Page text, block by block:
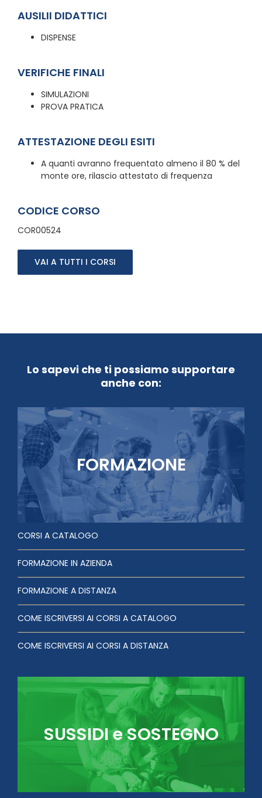
AUSILII DIDATTICI
DISPENSE
VERIFICHE FINALI
SIMULAZIONI
PROVA PRATICA
ATTESTAZIONE DEGLI ESITI
A quanti avranno frequentato almeno il 80 % del
monte ore, rilascio attestato di frequenza
CODICE CORSO
COR00524
VAI A TUTTI I CORSI
Lo sapevi che ti possiamo supportare
anche con:
FORMAZIONE
CORSI A CATALOGO
FORMAZIONE IN AZIENDA
FORMAZIONE A DISTANZA
COME ISCRIVERSI AI CORSI A CATALOGO
COME ISCRIVERSI AI CORSI A DISTANZA
SUSSIDI e SOSTEGNO